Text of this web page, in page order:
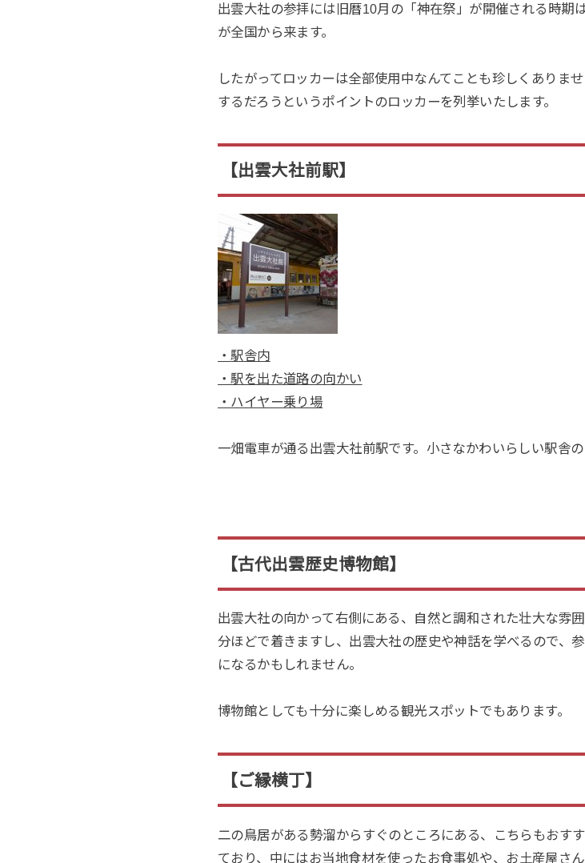
出雲大社の参拝には旧暦10月の「神在祭」が開催される時期
が全国から来ます。
したがってロッカーは全部使用中なんてことも珍しくありま
するだろうというポイントのロッカーを列挙いたします。
【出雲大社前駅】
・ 駅舎内
・駅を出た道路の向かい
・ハイヤー乗り場
一畑電車が通る出雲大社前駅です。小さなかわいらしい駅舎
【古代出雲歴史博物館】
出雲大社の向かって右側にある、自然と調和された壮大な雰
分ほどで着きますし、出雲大社の歴史や神話を学べるので、
になるかもしれません。
博物館としても十分に楽しめる観光スポットでもあります。
【ご縁横丁】
二の鳥居がある勢溜からすぐのところにある、こちらもおす
ており、中にはお当地食材を使った お食事処や、 お土産屋さん